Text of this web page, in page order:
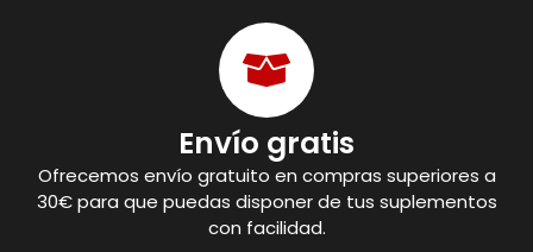
Envío gratis
Ofrecemos envío gratuito en compras superiores a
30€ para que puedas disponer de tus suplementos
con facilidad.